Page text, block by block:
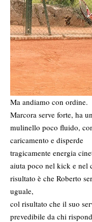
Ma andiamo con ordine.
Marcora serve forte, ha
mulinello poco fluido,
caricamento e disperde
tragicamente energia
aiuta poco nel kick e nel
risultato è che Roberto
uguale,
col risultato che il suo
prevedibile da chi